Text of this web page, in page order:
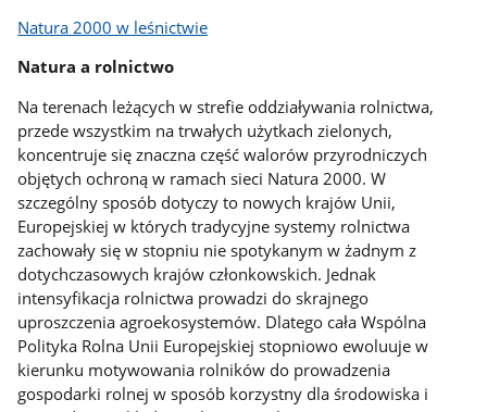
Natura 2000 w leśnictwie
Natura a rolnictwo
Na terenach leżących w strefie oddziaływania rolnictwa,
przede wszystkim na trwałych użytkach zielonych,
koncentruje się znaczna część walorów przyrodniczych
objętych ochroną w ramach sieci Natura 2000. W
szczególny sposób dotyczy to nowych krajów Unii,
Europejskiej w których tradycyjne systemy rolnictwa
zachowały się w stopniu nie spotykanym w żadnym z
dotychczasowych krajów członkowskich. Jednak
intensyfikacja rolnictwa prowadzi do skrajnego
uproszczenia agroekosystemów. Dlatego cała Wspólna
Polityka Rolna Unii Europejskiej stopniowo ewoluuje w
kierunku motywowania rolników do prowadzenia
gospodarki rolnej w sposób korzystny dla środowiska i